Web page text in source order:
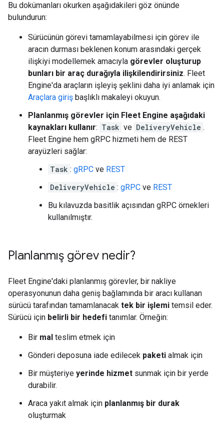
Bu dokümanları okurken aşağıdakileri göz önünde
bulundurun:
Sürücünün görevi tamamlayabilmesi için görev ile
aracın durması beklenen konum arasındaki gerçek
ilişkiyi modellemek amacıyla görevler oluşturup
bunları bir araç durağıyla ilişkilendirirsiniz. Fleet
Engine'da araçların işleyiş şeklini daha iyi anlamak için
Araçlara giriş başlıklı makaleyi okuyun.
Planlanmış görevler için Fleet Engine aşağıdaki
kaynakları kullanır: Task ve DeliveryVehicle .
Fleet Engine hem gRPC hizmeti hem de REST
arayüzleri sağlar:
Task : gRPC ve REST
DeliveryVehicle : gRPC ve REST
Bu kılavuzda basitlik açısından gRPC örnekleri
kullanılmıştır.
Planlanmış görev nedir?
Fleet Engine'daki planlanmış görevler, bir nakliye
operasyonunun daha geniş bağlamında bir aracı kullanan
sürücü tarafından tamamlanacak tek bir işlemi temsil eder.
Sürücü için belirli bir hedefi tanımlar. Örneğin:
Bir mal teslim etmek için
Gönderi deposuna iade edilecek paketi almak için
Bir müşteriye yerinde hizmet sunmak için bir yerde
durabilir.
Araca yakıt almak için planlanmış bir durak
oluşturmak